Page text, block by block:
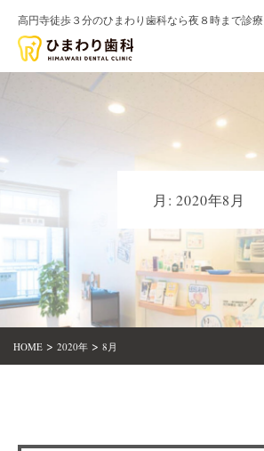
高円寺徒歩３分のひまわり歯科なら夜８時まで診療
月:2020年8月
HOME > 2020年 > 8月